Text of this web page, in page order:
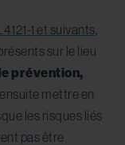
1 et suivants
sur le lieu
prévention,
ensuite mettre en
les risques liés
pas être